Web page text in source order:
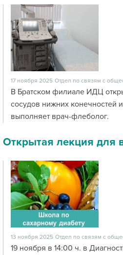
17 ноября 2025 Отдел по связям с
В Братском филиале ИДЦ
сосудов нижних конечностей
выполняет врач-флеболог.
Открытая лекция для
13 ноября 2025 Отдел по связям с
19 ноября в 14:00 ч. в